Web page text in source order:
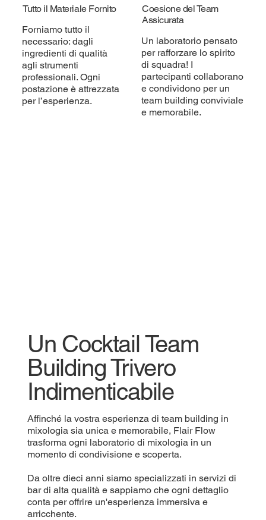
Tutto il Materiale Fornito
Forniamo tutto il
necessario: dagli
ingredienti di qualità
agli strumenti
professionali. Ogni
postazione è attrezzata
per l’esperienza.
Coesione del Team
Assicurata
Un laboratorio pensato
per rafforzare lo spirito
di squadra! I
partecipanti collaborano
e condividono per un
team building conviviale
e memorabile.
Un Cocktail Team
Building Trivero
Indimenticabile
Affinché la vostra esperienza di team building in
mixologia sia unica e memorabile, Flair Flow
trasforma ogni laboratorio di mixologia in un
momento di condivisione e scoperta.
Da oltre dieci anni siamo specializzati in servizi di
bar di alta qualità e sappiamo che ogni dettaglio
conta per offrire un'esperienza immersiva e
arricchente.